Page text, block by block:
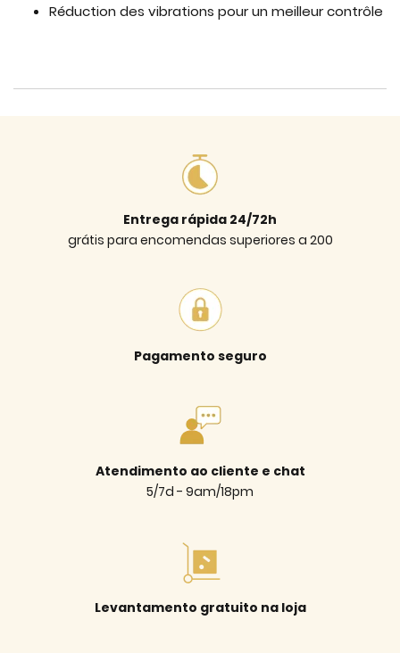
Réduction des vibrations pour un meilleur contrôle
Entrega rápida 24/72h
grátis para encomendas superiores a 200
Pagamento seguro
Atendimento ao cliente e chat
5/7d - 9am/18pm
Levantamento gratuito na loja